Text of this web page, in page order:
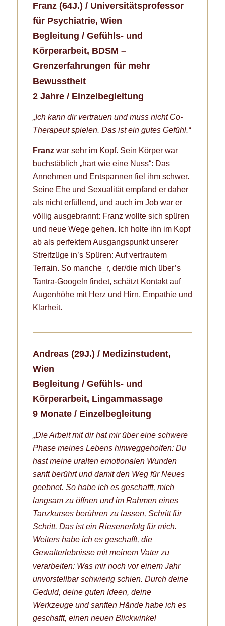
Franz (64J.) / Universitätsprofessor
für Psychiatrie, Wien
Begleitung / Gefühls- und
Körperarbeit, BDSM –
Grenzerfahrungen für mehr
Bewusstheit
2 Jahre / Einzelbegleitung
„Ich kann dir vertrauen und muss nicht Co-
Therapeut spielen. Das ist ein gutes Gefühl.“
Franz war sehr im Kopf. Sein Körper war
buchstäblich „hart wie eine Nuss“: Das
Annehmen und Entspannen fiel ihm schwer.
Seine Ehe und Sexualität empfand er daher
als nicht erfüllend, und auch im Job war er
völlig ausgebrannt: Franz wollte sich spüren
und neue Wege gehen. Ich holte ihn im Kopf
ab als perfektem Ausgangspunkt unserer
Streifzüge in’s Spüren: Auf vertrautem
Terrain. So manche_r, der/die mich über’s
Tantra-Googeln findet, schätzt Kontakt auf
Augenhöhe mit Herz und Hirn, Empathie und
Klarheit.
Andreas (29J.) / Medizinstudent,
Wien
Begleitung / Gefühls- und
Körperarbeit, Lingammassage
9 Monate / Einzelbegleitung
„Die Arbeit mit dir hat mir über eine schwere
Phase meines Lebens hinweggeholfen: Du
hast meine uralten emotionalen Wunden
sanft berührt und damit den Weg für Neues
geebnet. So habe ich es geschafft, mich
langsam zu öffnen und im Rahmen eines
Tanzkurses berühren zu lassen, Schritt für
Schritt. Das ist ein Riesenerfolg für mich.
Weiters habe ich es geschafft, die
Gewalterlebnisse mit meinem Vater zu
verarbeiten: Was mir noch vor einem Jahr
unvorstellbar schwierig schien. Durch deine
Geduld, deine guten Ideen, deine
Werkzeuge und sanften Hände habe ich es
geschafft, einen neuen Blickwinkel